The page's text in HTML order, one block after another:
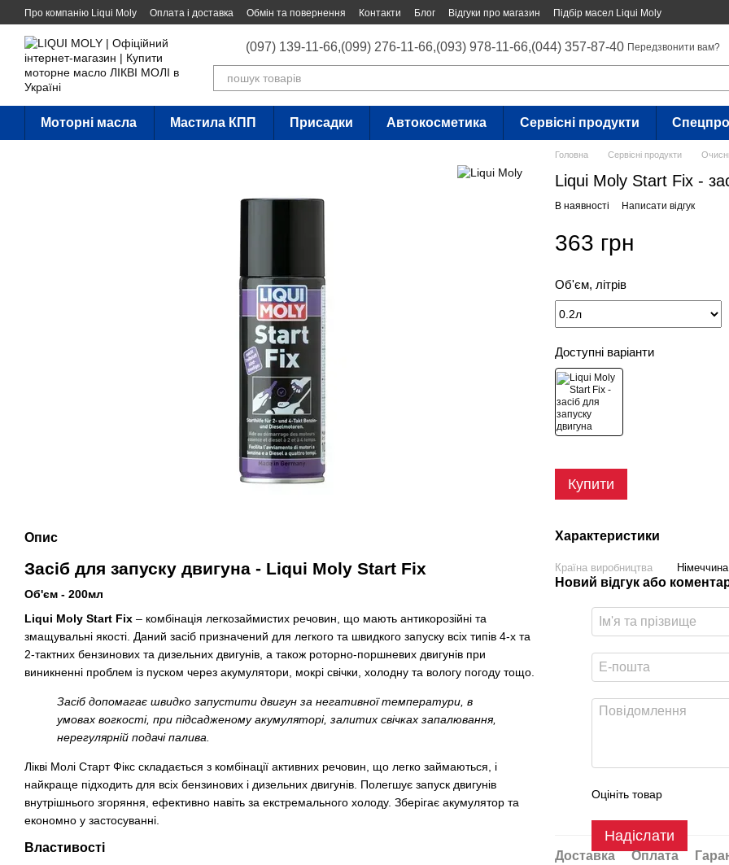
Перейти до основного контенту
Про компанію Liqui Moly Оплата і доставка Обмін та повернення Контакти Блог Відгуки про магазин Підбір масел Liqui Moly
(097) 139-11-66,(099) 276-11-66,(093) 978-11-66,(044) 357-87-40 Передзвонити вам?
Моторні масла Мастила КПП Присадки Автокосметика Сервісні продукти
Опис
Засіб для запуску двигуна - Liqui Moly Start Fix
Об'єм - 200мл
Liqui Moly Start Fix – комбінація легкозаймистих речовин, що мають антикорозійні та
змащувальні якості. Даний засіб призначений для легкого та швидкого запуску всіх типів 4-х та
2-тактних бензинових та дизельних двигунів, а також роторно-поршневих двигунів при
виникненні проблем із пуском через акумулятори, мокрі свічки, холодну та вологу погоду тощо.
Засіб допомагає швидко запустити двигун за негативної температури, в
умовах вогкості, при підсадженому акумуляторі, залитих свічках запалювання,
нерегулярній подачі палива.
Лікві Молі Старт Фікс складається з комбінації активних речовин, що легко займаються, і
найкраще підходить для всіх бензинових і дизельних двигунів. Полегшує запуск двигунів
внутрішнього згоряння, ефективно навіть за екстремального холоду. Зберігає акумулятор та
економно у застосуванні.
Властивості
Головна Сервісні продукти
Liqui Moly Start Fix -
В наявності Написати відгук
363 грн
Об'єм, літрів
Доступні варіанти
Купити
Характеристики
Країна виробництва Німеччина
Новий відгук або
Оцініть товар
Надіслати
Доставка Оплата